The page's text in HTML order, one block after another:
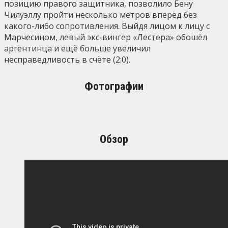
позицию правого защитника, позволило Бену
Чилуэллу пройти несколько метров вперёд без
какого-либо сопротивления. Выйдя лицом к лицу с
Марчесином, левый экс-вингер «Лестера» обошёл
аргентинца и ещё больше увеличил
несправедливость в счёте (2:0).
Фотографии
Обзор